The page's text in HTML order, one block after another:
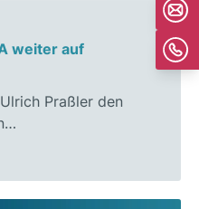
weiter auf
Praßler den